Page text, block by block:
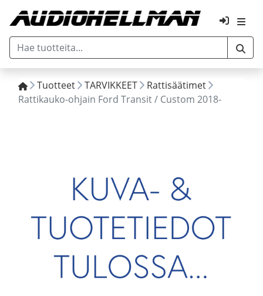
Tuotteet TARVIKKEET
Rattisäätimet
Rattikauko-ohjain Ford Transit / Custom 2018-